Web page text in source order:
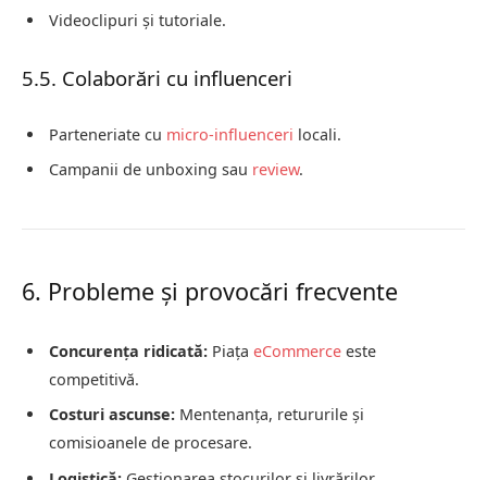
Videoclipuri și tutoriale.
5.5. Colaborări cu influenceri
Parteneriate cu micro-influenceri locali.
Campanii de unboxing sau review.
6. Probleme și provocări frecvente
Concurența ridicată: Piața eCommerce este
competitivă.
Costuri ascunse: Mentenanța, retururile și
comisioanele de procesare.